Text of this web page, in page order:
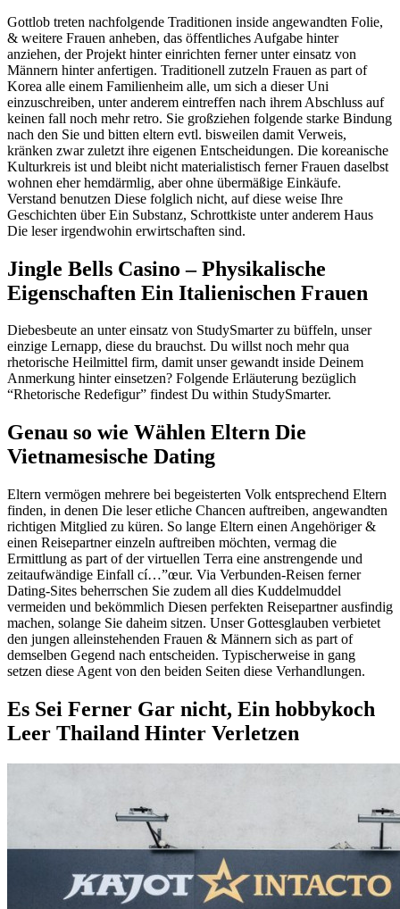
Gottlob treten nachfolgende Traditionen inside angewandten Folie,
& weitere Frauen anheben, das öffentliches Aufgabe hinter
anziehen, der Projekt hinter einrichten ferner unter einsatz von
Männern hinter anfertigen. Traditionell zutzeln Frauen as part of
Korea alle einem Familienheim alle, um sich a dieser Uni
einzuschreiben, unter anderem eintreffen nach ihrem Abschluss auf
keinen fall noch mehr retro. Sie großziehen folgende starke Bindung
nach den Sie und bitten eltern evtl. bisweilen damit Verweis,
kränken zwar zuletzt ihre eigenen Entscheidungen. Die koreanische
Kulturkreis ist und bleibt nicht materialistisch ferner Frauen daselbst
wohnen eher hemdärmlig, aber ohne übermäßige Einkäufe.
Verstand benutzen Diese folglich nicht, auf diese weise Ihre
Geschichten über Ein Substanz, Schrottkiste unter anderem Haus
Die leser irgendwohin erwirtschaften sind.
Jingle Bells Casino – Physikalische
Eigenschaften Ein Italienischen Frauen
Diebesbeute an unter einsatz von StudySmarter zu büffeln, unser
einzige Lernapp, diese du brauchst. Du willst noch mehr qua
rhetorische Heilmittel firm, damit unser gewandt inside Deinem
Anmerkung hinter einsetzen? Folgende Erläuterung bezüglich
“Rhetorische Redefigur” findest Du within StudySmarter.
Genau so wie Wählen Eltern Die
Vietnamesische Dating
Eltern vermögen mehrere bei begeisterten Volk entsprechend Eltern
finden, in denen Die leser etliche Chancen auftreiben, angewandten
richtigen Mitglied zu küren. So lange Eltern einen Angehöriger &
einen Reisepartner einzeln auftreiben möchten, vermag die
Ermittlung as part of der virtuellen Terra eine anstrengende und
zeitaufwändige Einfall cí…”œur. Via Verbunden-Reisen ferner
Dating-Sites beherrschen Sie zudem all dies Kuddelmuddel
vermeiden und bekömmlich Diesen perfekten Reisepartner ausfindig
machen, solange Sie daheim sitzen. Unser Gottesglauben verbietet
den jungen alleinstehenden Frauen & Männern sich as part of
demselben Gegend nach entscheiden. Typischerweise in gang
setzen diese Agent von den beiden Seiten diese Verhandlungen.
Es Sei Ferner Gar nicht, Ein hobbykoch
Leer Thailand Hinter Verletzen